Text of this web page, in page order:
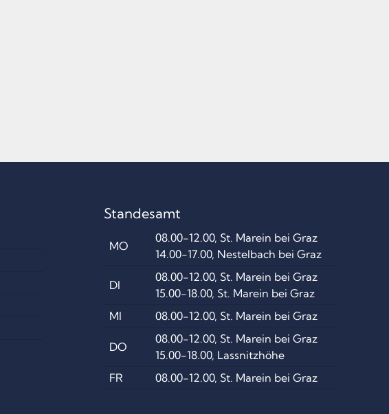
Standesamt
MO
08.00-12.00, St. Marein bei Graz
14.00-17.00, Nestelbach bei Graz
DI
08.00-12.00, St. Marein bei Graz
15.00-18.00, St. Marein bei Graz
MI
08.00-12.00, St. Marein bei Graz
DO
08.00-12.00, St. Marein bei Graz
15.00-18.00, Lassnitzhöhe
FR
08.00-12.00, St. Marein bei Graz